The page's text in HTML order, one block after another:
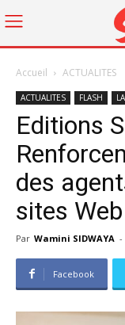
Accueil ACTUALITES
ACTUALITES FLASH
Editions
des
sites
Par Wamini SIDWAYA -
Facebook